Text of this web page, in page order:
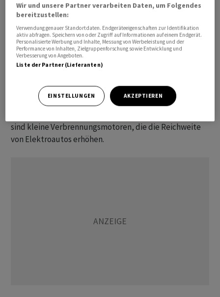
Weniger Rabatt für kleine Stromer
Sinkende Preisnachlässe beobachtet CAR vor allem bei
kleineren E-Autos, die eher in das Anforderungsprofil
der förderberechtigten Haushalte passen dürften.
bestimmter Plug-in-Hybride, die sowohl mit Strom als
auch mit Treibstoff fahren können, sowie Elektroautos
sind kleine Verbrennungsmotoren, die die Reichweite
von Elektroautos erhöhen.
Wir und unsere Partner verarbeiten Daten, um Folgendes
bereitzustellen:
Verwendung genauer Standortdaten. Endgeräteeigenschaften zur Identifikation
aktiv abfragen. Speichern von oder Zugriff auf Informationen auf einem Endgerät.
Personalisierte Werbung und Inhalte, Messung von Werbeleistung und der
Performance von Inhalten, Zielgruppenforschung sowie Entwicklung und
Verbesserung von Angeboten.
Liste der Partner (Lieferanten)
EINSTELLUNGEN AKZEPTIEREN